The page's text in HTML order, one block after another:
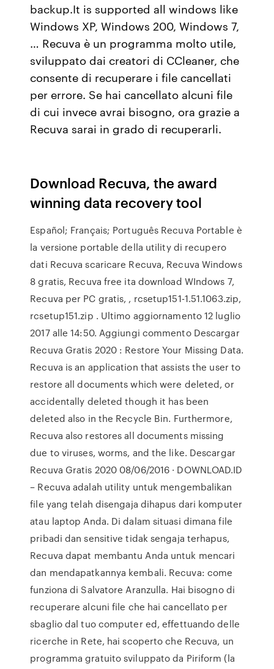
backup.It is supported all windows like
Windows XP, Windows 200, Windows 7,
… Recuva è un programma molto utile,
sviluppato dai creatori di CCleaner, che
consente di recuperare i file cancellati
per errore. Se hai cancellato alcuni file
di cui invece avrai bisogno, ora grazie a
Recuva sarai in grado di recuperarli.
Download Recuva, the award
winning data recovery tool
Español; Français; Português Recuva Portable è
la versione portable della utility di recupero
dati Recuva scaricare Recuva, Recuva Windows
8 gratis, Recuva free ita download WIndows 7,
Recuva per PC gratis, , rcsetup151-1.51.1063.zip,
rcsetup151.zip . Ultimo aggiornamento 12 luglio
2017 alle 14:50. Aggiungi commento Descargar
Recuva Gratis 2020 : Restore Your Missing Data.
Recuva is an application that assists the user to
restore all documents which were deleted, or
accidentally deleted though it has been
deleted also in the Recycle Bin. Furthermore,
Recuva also restores all documents missing
due to viruses, worms, and the like. Descargar
Recuva Gratis 2020 08/06/2016 · DOWNLOAD.ID
– Recuva adalah utility untuk mengembalikan
file yang telah disengaja dihapus dari komputer
atau laptop Anda. Di dalam situasi dimana file
pribadi dan sensitive tidak sengaja terhapus,
Recuva dapat membantu Anda untuk mencari
dan mendapatkannya kembali. Recuva: come
funziona di Salvatore Aranzulla. Hai bisogno di
recuperare alcuni file che hai cancellato per
sbaglio dal tuo computer ed, effettuando delle
ricerche in Rete, hai scoperto che Recuva, un
programma gratuito sviluppato da Piriform (la